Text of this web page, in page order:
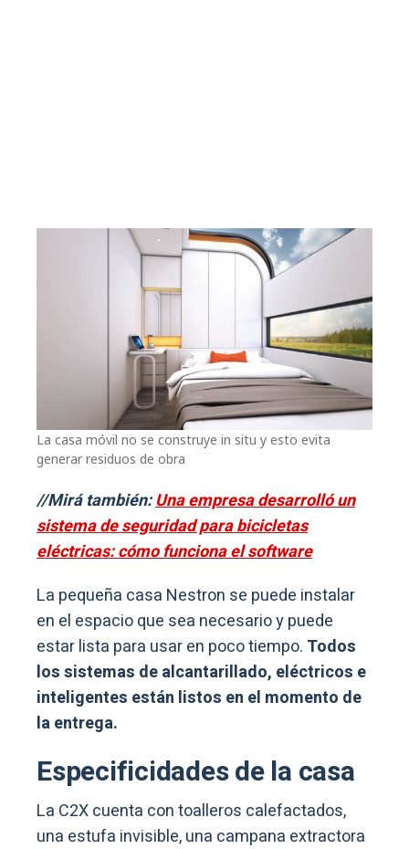
La casa móvil no se construye in situ y esto evita
generar residuos de obra
//Mirá también:Una empresa desarrolló un
sistema de seguridad para bicicletas
eléctricas: cómo funciona el software
La pequeña casa Nestron se puede instalar
en el espacio que sea necesario y puede
estar lista para usar en poco tiempo. Todos
los sistemas de alcantarillado, eléctricos e
inteligentes están listos en el momento de
la entrega.
Especificidadesde la casa
La C2X cuenta con toalleros calefactados,
una estufa invisible, una campana extractora